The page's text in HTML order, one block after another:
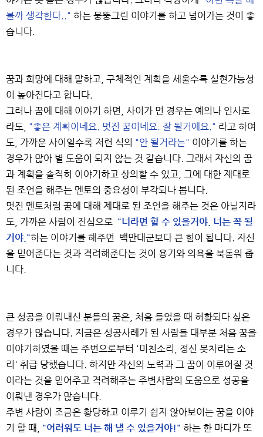
볼까 생각한다.." 하는 뭉뚱그린 이야기를 하고 넘어가는 것이 좋
습니다.
꿈과 희망에 대해 말하고, 구체적인 계획을 세울수록 실현가능성
이 높아진다고 합니다.
그러나 꿈에 대해 이야기 하면, 사이가 먼 경우는 예의나 인사로
라도, "좋은 계획이네요. 멋진 꿈이네요. 잘 될거에요." 라고 하여
도, 가까운 사이일수록 저런 식의 "안 될거라는" 이야기를 하는
경우가 많아 별 도움이 되지 않는 것 같습니다. 그래서 자신의 꿈
과 계획을 솔직히 이야기하고 상의할 수 있고, 그에 대한 제대로
된 조언을 해주는 멘토의 중요성이 부각되나 봅니다.
멋진 멘토처럼 꿈에 대해 제대로 된 조언을 해주는 것은 아닐지라
도, 가까운 사람이 진심으로 "너라면 할 수 있을거야. 너는 꼭 될
거야."하는 이야기를 해주면 백만대군보다 큰 힘이 됩니다. 자신
을 믿어준다는 것과 격려해준다는 것이 용기와 의욕을 북돋워 줍
니다.
큰 성공을 이뤄내신 분들의 꿈은, 처음 들었을 때 허황되다 싶은
경우가 많습니다. 지금은 성공사례가 된 사람들 대부분 처음 꿈을
이야기하였을 때는 주변으로부터 '미친소리, 정신 못차리는 소
리' 취급 당했습니다. 하지만 자신의 노력과 그 꿈이 이루어질 것
이라는 것을 믿어주고 격려해주는 주변사람의 도움으로 성공을
이뤄낸 경우가 많습니다.
주변 사람이 조금은 황당하고 이루기 쉽지 않아보이는 꿈을 이야
기 할 때, "어려워도 너는 해 낼 수 있을거야!" 하는 한 마디가 또